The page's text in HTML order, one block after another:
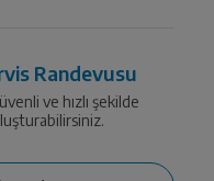
Randevusu
ve hızlı şekilde